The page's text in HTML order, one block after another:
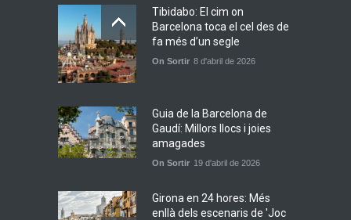
5 de juny de 2026
Júlia Pascual i la bellesa
d’allò quotidià a “Tots Els
Tibidabo: El cim on
Barcelona toca el cel des de
fa més d’un segle
On Sortir 8 d'abril de 2026
Guia de la Barcelona de
Gaudí: Millors llocs i joies
amagades
On Sortir 19 d'abril de 2026
Girona en 24 hores: Més
enllà dels escenaris de 'Joc